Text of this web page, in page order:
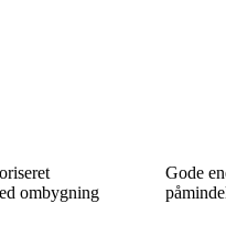
ombygning
Gode